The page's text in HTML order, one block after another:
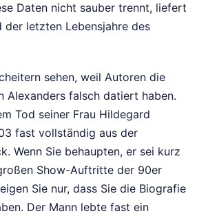
Daten nicht sauber trennt, liefert
der letzten Lebensjahre des
sehen, weil Autoren die
Alexanders falsch datiert haben.
Tod seiner Frau Hildegard
fast vollständig aus der
Wenn Sie behaupten, er sei kurz
Show-Auftritte der 90er
Sie nur, dass Sie die Biografie
Der Mann lebte fast ein